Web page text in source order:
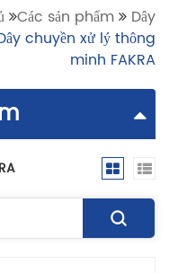
Các sản phẩm
Dây
chuyền xử lý thông
minh FAKRA